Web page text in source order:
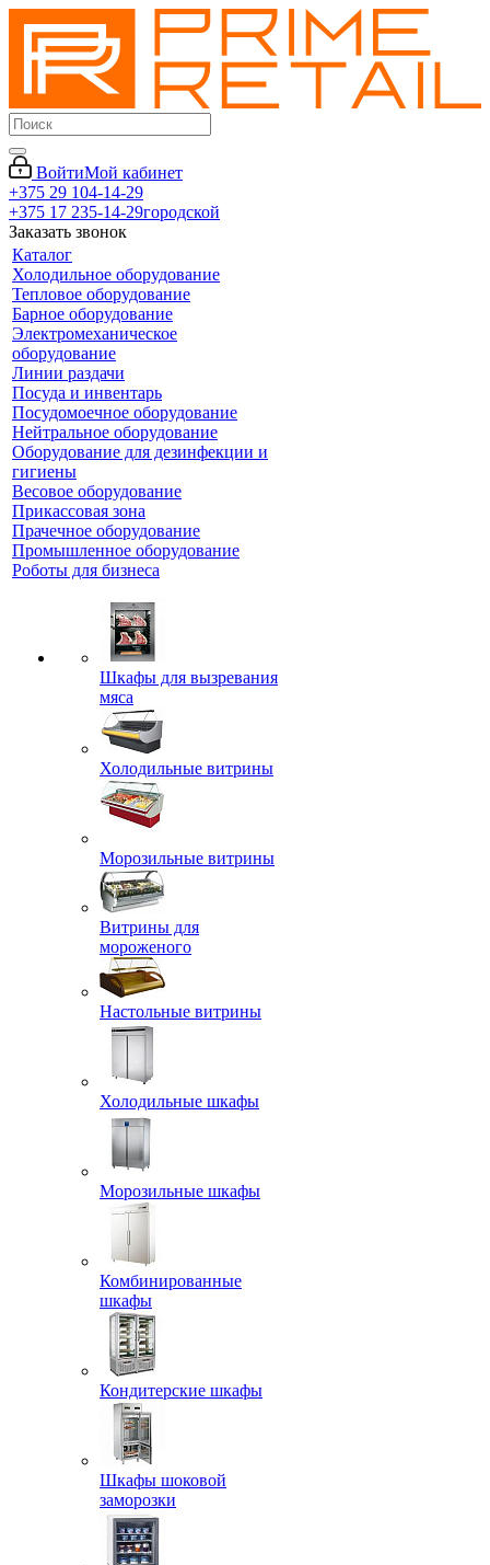
ВойтиМой кабинет
+375 29 104-14-29
+375 17 235-14-29городской
Заказать звонок
Каталог
Холодильное оборудование
Тепловое оборудование
Барное оборудование
Электромеханическое
оборудование
Линии раздачи
Посуда и инвентарь
Посудомоечное оборудование
Нейтральное оборудование
Оборудование для дезинфекции и
гигиены
Весовое оборудование
Прикассовая зона
Прачечное оборудование
Промышленное оборудование
Роботы для бизнеса
Шкафы для вызревания
мяса
Холодильные витрины
Морозильные витрины
Витрины для
мороженого
Настольные витрины
Холодильные шкафы
Морозильные шкафы
Комбинированные
шкафы
Кондитерские шкафы
Шкафы шоковой
заморозки